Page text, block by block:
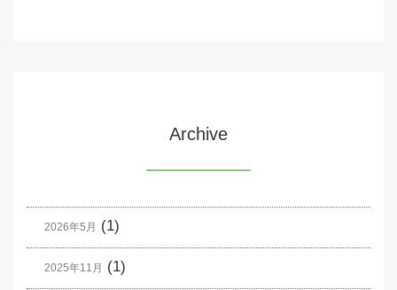
Archive
2026年5月 (1)
2025年11月 (1)